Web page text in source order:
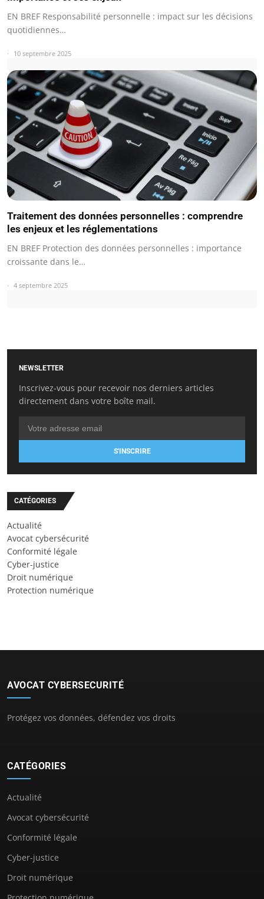
EN BREF Responsabilité personnelle : impact sur les décisions
quotidiennes…
10 septembre 2025
Traitement des données personnelles : comprendre
les enjeux et les réglementations
EN BREF Protection des données personnelles : importance
croissante dans le…
4 septembre 2025
NEWSLETTER
Inscrivez-vous pour recevoir nos derniers articles
directement dans votre boîte mail.
S'INSCRIRE
CATÉGORIES
Actualité
Avocat cybersécurité
Conformité légale
Cyber-justice
Droit numérique
Protection numérique
AVOCAT CYBERSECURITÉ
Protégez vos données, défendez vos droits
CATÉGORIES
Actualité
Avocat cybersécurité
Conformité légale
Cyber-justice
Droit numérique